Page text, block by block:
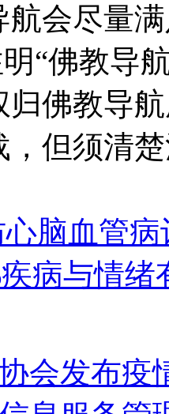
航会尽量
“佛教导
归佛教导
但须清
脑血管
病与情
会发布疫